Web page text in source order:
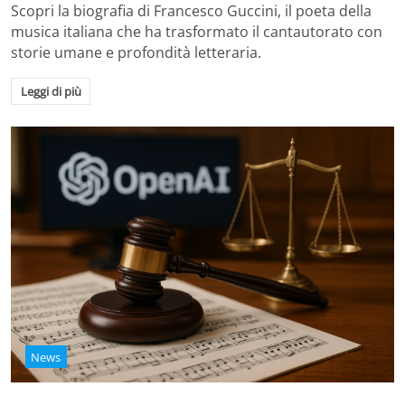
Scopri la biografia di Francesco Guccini, il poeta della
musica italiana che ha trasformato il cantautorato con
storie umane e profondità letteraria.
Leggi di più
News